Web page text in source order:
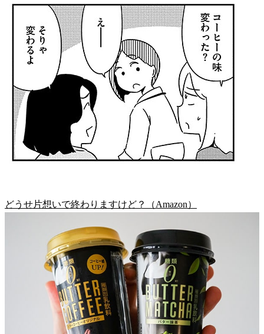
どうせ片想いで終わりますけど？（Amazon）